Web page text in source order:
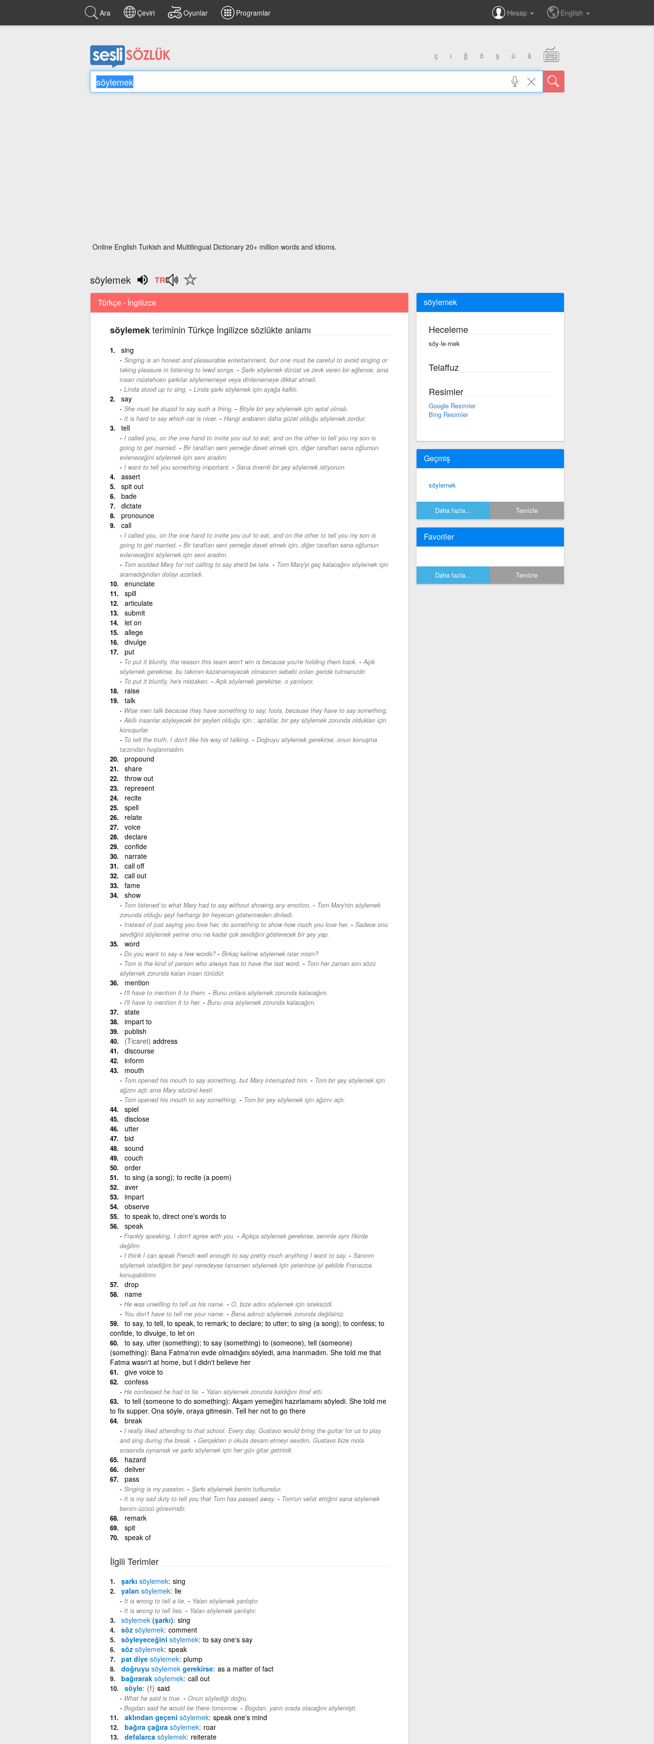
Ara Çeviri Oyunlar Programlar Hesap English
ç ı ğ ö ş ü â
Online English Turkish and Multilingual Dictionary 20+ million words and idioms.
söylemek
Türkçe - İngilizce
söylemekteriminin Türkçe İngilizce sözlükte anlamı
sing
Singing is an honest and pleasurable entertainment, but one must be careful to avoid singing or
taking pleasure in listening to lewd songs. - Şarkı söylemek dürüst ve zevk veren bir eğlence, ama
insan müstehcen şarkılar söylememeye veya dinlememeye dikkat etmeli.
Linda stood up to sing. - Linda şarkı söylemek için ayağa kalktı.
say
She must be stupid to say such a thing. - Böyle bir şey söylemek için aptal olmalı.
It is hard to say which car is nicer. - Hangi arabanın daha güzel olduğu söylemek zordur.
tell
I called you, on the one hand to invite you out to eat, and on the other to tell you my son is
going to get married. - Bir taraftan seni yemeğe davet etmek için, diğer taraftan sana oğlumun
evleneceğini söylemek için seni aradım.
I want to tell you something important. - Sana önemli bir şey söylemek istiyorum.
assert
spit out
bade
dictate
pronounce
call
I called you, on the one hand to invite you out to eat, and on the other to tell you my son is
going to get married. - Bir taraftan seni yemeğe davet etmek için, diğer taraftan sana oğlumun
evleneceğini söylemek için seni aradım.
Tom scolded Mary for not calling to say she'd be late. - Tom Mary'yi geç kalacağını söylemek için
aramadığından dolayı azarladı.
enunciate
spill
articulate
submit
let on
allege
divulge
put
To put it bluntly, the reason this team won't win is because you're holding them back. - Açık
söylemek gerekirse, bu takımın kazanamayacak olmasının sebebi onları geride tutmanızdır.
To put it bluntly, he's mistaken. - Açık söylemek gerekirse, o yanılıyor.
raise
talk
Wise men talk because they have something to say; fools, because they have to say something.
- Akıllı insanlar söyleyecek bir şeyleri olduğu için ; aptallar, bir şey söylemek zorunda oldukları için
konuşurlar.
To tell the truth, I don't like his way of talking. - Doğruyu söylemek gerekirse, onun konuşma
tarzından hoşlanmadım.
propound
share
throw out
represent
recite
spell
relate
voice
declare
confide
narrate
call off
call out
fame
show
Tom listened to what Mary had to say without showing any emotion. - Tom Mary'nin söylemek
zorunda olduğu şeyi herhangi bir heyecan göstermeden dinledi.
Instead of just saying you love her, do something to show how much you love her. - Sadece onu
sevdiğini söylemek yerine onu ne kadar çok sevdiğini gösterecek bir şey yap.
word
Do you want to say a few words?- Birkaç kelime söylemek ister misin?
Tom is the kind of person who always has to have the last word. - Tom her zaman son sözü
söylemek zorunda kalan insan türüdür.
mention
I'll have to mention it to them. - Bunu onlara söylemek zorunda kalacağım.
I'll have to mention it to her. - Bunu ona söylemek zorunda kalacağım.
state
impart to
publish
(Ticaret) address
discourse
inform
mouth
Tom opened his mouth to say something, but Mary interrupted him. - Tom bir şey söylemek için
ağzını açtı ama Mary sözünü kesti.
Tom opened his mouth to say something. - Tom bir şey söylemek için ağzını açtı.
spiel
disclose
utter
bid
sound
couch
order
to sing (a song); to recite (a poem)
aver
impart
observe
to speak to, direct one's words to
speak
Frankly speaking, I don't agree with you. - Açıkça söylemek gerekirse, seninle aynı fikirde
değilim.
I think I can speak French well enough to say pretty much anything I want to say. - Sanırım
söylemek istediğim bir şeyi neredeyse tamamen söylemek için yeterince iyi şekilde Fransızca
konuşabilirim.
drop
name
He was unwilling to tell us his name. - O, bize adını söylemek için isteksizdi.
You don't have to tell me your name. - Bana adınızı söylemek zorunda değilsiniz.
to say, to tell, to speak, to remark; to declare; to utter; to sing (a song); to confess; to
confide, to divulge, to let on
to say, utter (something); to say (something) to (someone), tell (someone)
(something): Bana Fatma'nın evde olmadığını söyledi, ama inanmadım. She told me that
Fatma wasn't at home, but I didn't believe her
give voice to
confess
He confessed he had to lie. - Yalan söylemek zorunda kaldığını itiraf etti.
to tell (someone to do something): Akşam yemeğini hazırlamamı söyledi. She told me
to fix supper. Ona söyle, oraya gitmesin. Tell her not to go there
break
I really liked attending to that school. Every day, Gustavo would bring the guitar for us to play
and sing during the break. - Gerçekten o okula devam etmeyi sevdim. Gustavo bize mola
sırasında oynamak ve şarkı söylemek için her gün gitar getirirdi.
hazard
deliver
pass
Singing is my passion. - Şarkı söylemek benim tutkumdur.
It is my sad duty to tell you that Tom has passed away. - Tom'un vefat ettiğini sana söylemek
benim üzücü görevimdir.
remark
spit
speak of
İlgili Terimler
şarkı söylemek sing
yalan söylemek lie
It is wrong to tell a lie. - Yalan söylemek yanlıştır.
It is wrong to tell lies. - Yalan söylemek yanlıştır.
söylemek(şarkı) sing
söz söylemek comment
söyleyeceğini söylemek to say one's say
söz söylemek speak
pat diye söylemek plump
doğruyu söylemekgerekirse as a matter of fact
bağırarak söylemek call out
söyle {f} said
What he said is true. - Onun söylediği doğru.
Bogdan said he would be there tomorrow. - Bogdan, yarın orada olacağını söylemişti.
aklından geçeni söylemek speak one's mind
bağıra çağıra söylemek roar
defalarca söylemek reiterate
söylemek
Heceleme
söy·le·mek
Telaffuz
Resimler
Google Resimler
Bing Resimler
Geçmiş
söylemek
Daha fazla... Temizle
Favoriler
Daha fazla... Temizle